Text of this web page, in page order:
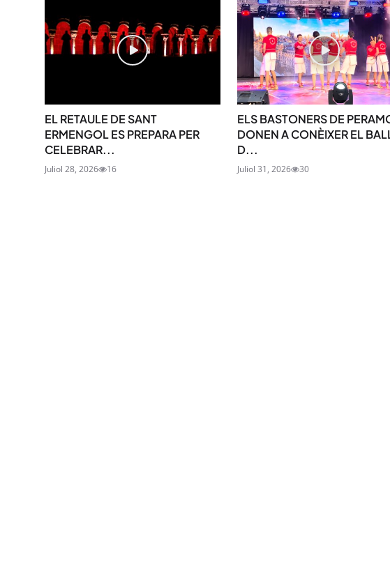
EL RETAULE DE SANT
ERMENGOL ES PREPARA PER
CELEBRAR...
Juliol 28, 2026 16
ELS BASTONERS DE
DONEN A CONÈIXER EL
D...
Juliol 31, 2026 30